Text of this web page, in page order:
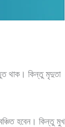
থাক। কিন্তু মৃদুতা
বঞ্চিত হবেন। কিন্তু মুখ